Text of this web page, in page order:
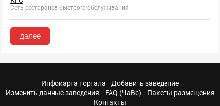
Сеть ресторанов быстрого обслуживания
далее
Инфокарта портала
Добавить заведение
Изменить данные заведения
FAQ (ЧаВо)
Пакеты размещения
Контакты